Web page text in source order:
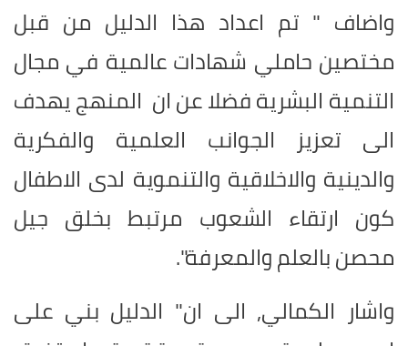
واضاف " تم اعداد هذا الدليل من قبل
مختصين حاملي شهادات عالمية في مجال
التنمية البشرية فضلا عن ان المنهج يهدف
الى تعزيز الجوانب العلمية والفكرية
والدينية والاخلاقية والتنموية لدى الاطفال
كون ارتقاء الشعوب مرتبط بخلق جيل
محصن بالعلم والمعرفة".
واشار الكمالي, الى ان" الدليل بني على